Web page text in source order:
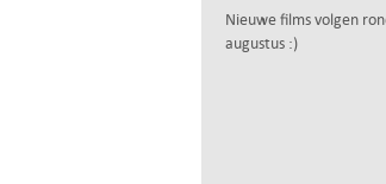
Nieuwe films volgen
augustus :)